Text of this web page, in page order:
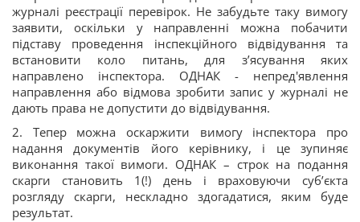
журналі реєстрації перевірок. Не забудьте таку вимогу
заявити, оскільки у направленні можна побачити
підставу проведення інспекційного відвідування та
встановити коло питань, для з’ясування яких
направлено інспектора. ОДНАК - непред'явлення
направлення або відмова зробити запис у журналі не
дають права не допустити до відвідування.
2. Тепер можна оскаржити вимогу інспектора про
надання документів його керівнику, і це зупиняє
виконання такої вимоги. ОДНАК – строк на подання
скарги становить 1(!) день і враховуючи суб’єкта
розгляду скарги, нескладно здогадатися, яким буде
результат.